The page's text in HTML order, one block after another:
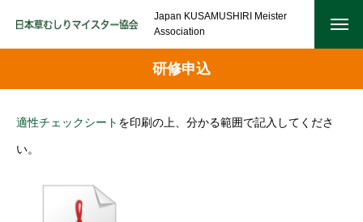
Japan KUSAMUSHIRI Meister
Association
研修申込
適性チェックシート を印刷の上、分かる範囲で記入してくださ
い。